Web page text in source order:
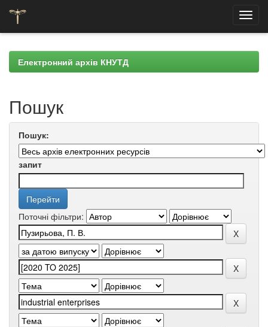
navigationЕлектронний архів КНУТД
Пошук
Пошук:
запит
Поточні фільтри: